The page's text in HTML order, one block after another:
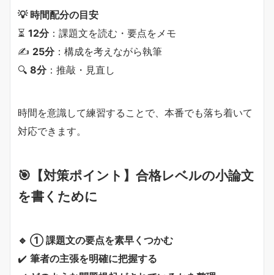
💡 時間配分の目安
⏳ 12分：課題文を読む・要点をメモ
✍ 25分：構成を考えながら執筆
🔍 8分：推敲・見直し
時間を意識して練習することで、本番でも落ち着いて
対応できます。
🎯【対策ポイント】合格レベルの小論文
を書くために
🔹 ① 課題文の要点を素早くつかむ
✔️ 筆者の主張を明確に把握する